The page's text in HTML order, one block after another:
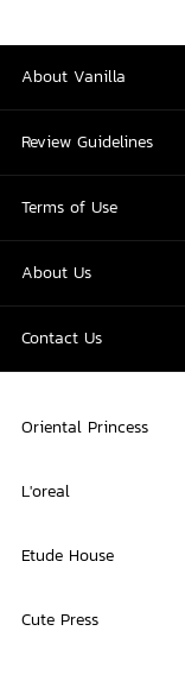
About Vanilla
Review Guidelines
Terms of Use
About Us
Contact Us
Oriental Princess
L'oreal
Etude House
Cute Press